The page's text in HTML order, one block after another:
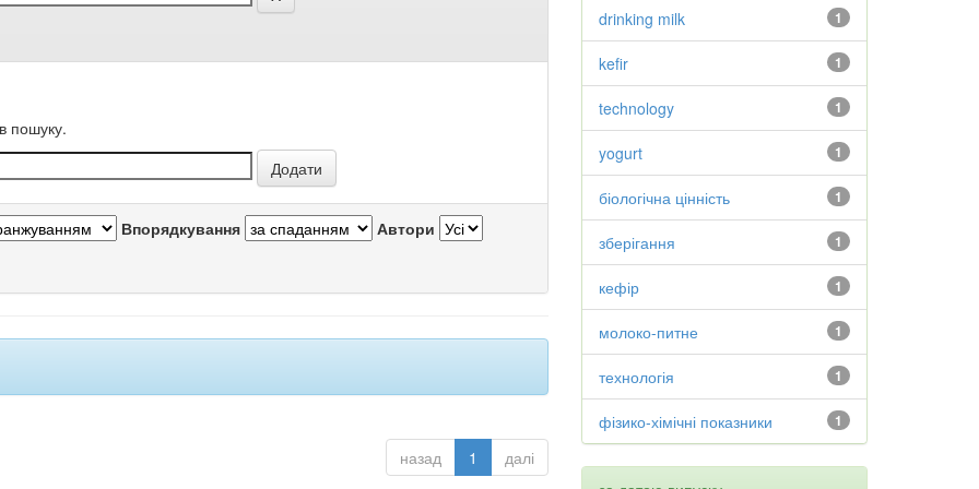
пошуку.
Впорядкування Автори
назад 1 далі
1
drinking milk
1
kefir
1
technology
1
yogurt
1
біологічна цінність
1
зберігання
1
кефір
1
молоко-питне
1
технологія
1
фізико-хімічні показники